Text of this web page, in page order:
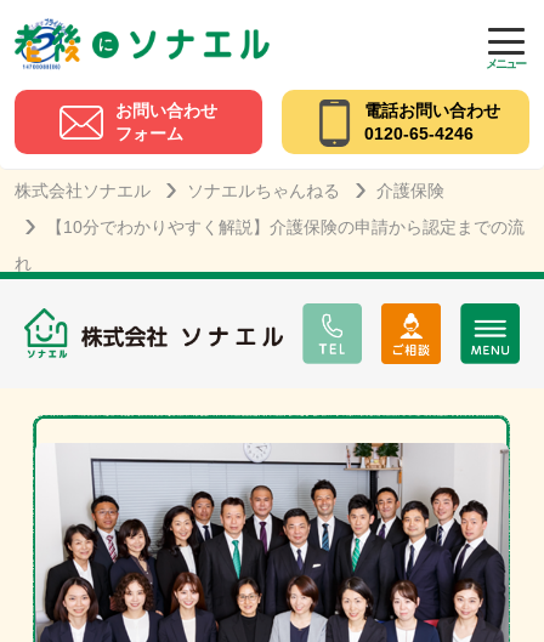
メニュー
お問い合わせ
フォーム
電話お問い合わせ
0120-65-4246
株式会社ソナエル ソナエルちゃんねる
介護保険
【10分でわかりやすく解説】介護保険の申請から認定までの流
れ